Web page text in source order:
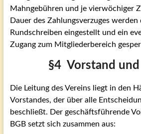
Mahngebühren und je vierwöchiger
Dauer des Zahlungsverzuges
Rundschreiben eingestellt und ein
Zugang zum Mitgliederbereich
§4 Vorstand
Die Leitung des Vereins liegt in den
Vorstandes, der über alle
beschließt. Der geschäftsführende
BGB setzt sich zusammen aus: